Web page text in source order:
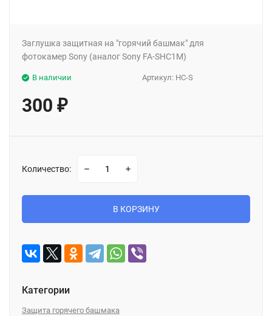
Заглушка защитная на "горячий башмак" для
фотокамер Sony (аналог Sony FA-SHC1M)
Артикул: HC-S
В наличии
300 ₽
Количество:
В КОРЗИНУ
Категории
Защита горячего башмака